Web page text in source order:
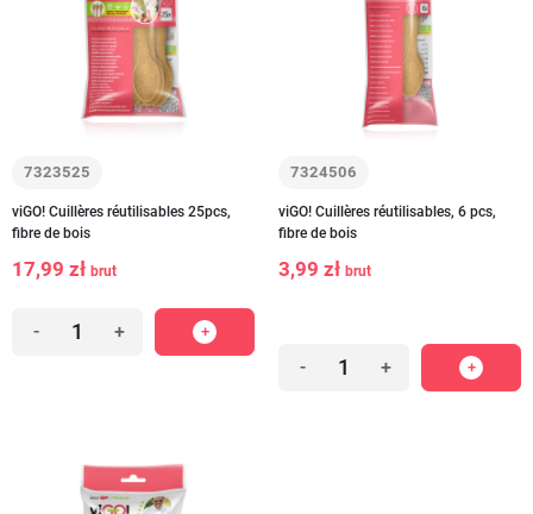
7323525
viGO! Cuillères réutilisables 25pcs,
fibre de bois
17,99 zł brut
- +
7324506
viGO! Cuillères réutilisables, 6 pcs,
fibre de bois
3,99 zł brut
- +